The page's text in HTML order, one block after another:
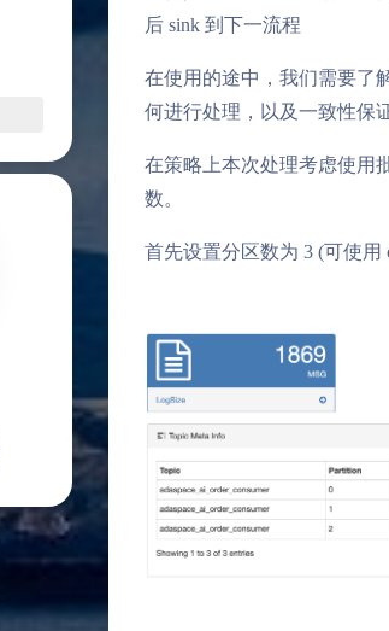
后 sink 到下一流程
在使用的途中，我们需要了
何进行处理，以及一致性保
在策略上本次处理考虑使用
数。
首先设置分区数为 3 (可使用